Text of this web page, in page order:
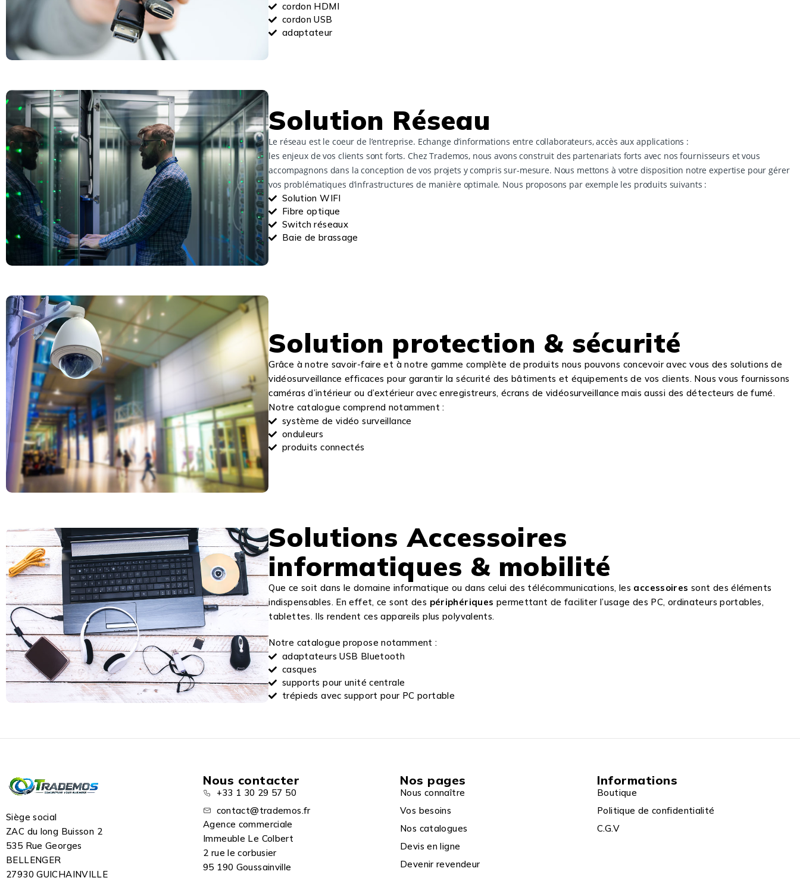
cordon HDMI
cordon USB
adaptateur
Solution Réseau
Le réseau est le coeur de l’entreprise. Echange d’informations entre collaborateurs, accès aux applications :
les enjeux de vos clients sont forts. Chez Trademos, nous avons construit des partenariats forts avec nos fournisseurs et vous
accompagnons dans la conception de vos projets y compris sur-mesure. Nous mettons à votre disposition notre expertise pour gérer
vos problématiques d’infrastructures de manière optimale. Nous proposons par exemple les produits suivants :
Solution WIFI
Fibre optique
Switch réseaux
Baie de brassage
Solution protection & sécurité
Grâce à notre savoir-faire et à notre gamme complète de produits nous pouvons concevoir avec vous des solutions de
vidéosurveillance efficaces pour garantir la sécurité des bâtiments et équipements de vos clients. Nous vous fournissons
caméras d’intérieur ou d’extérieur avec enregistreurs, écrans de vidéosurveillance mais aussi des détecteurs de fumé.
Notre catalogue comprend notamment :
système de vidéo surveillance
onduleurs
produits connectés
Solutions Accessoires
informatiques & mobilité
Que ce soit dans le domaine informatique ou dans celui des télécommunications, les accessoires sont des éléments
indispensables. En effet, ce sont des périphériques permettant de faciliter l’usage des PC, ordinateurs portables,
tablettes. Ils rendent ces appareils plus polyvalents.
Notre catalogue propose notamment :
adaptateurs USB Bluetooth
casques
supports pour unité centrale
trépieds avec support pour PC portable
Siège social
ZAC du long Buisson 2
535 Rue Georges
BELLENGER
27930 GUICHAINVILLE
Nous contacter
+33 1 30 29 57 50
contact@trademos.fr
Agence commerciale
Immeuble Le Colbert
2 rue le corbusier
95 190 Goussainville
Nos pages
Nous connaître
Vos besoins
Nos catalogues
Devis en ligne
Devenir revendeur
Informations
Boutique
Politique de confidentialité
C.G.V